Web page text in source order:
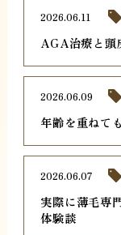
AGA治療と頭
2026.06.11
年齢を重ねて
2026.06.09
実際に薄毛専
体験談
2026.06.07